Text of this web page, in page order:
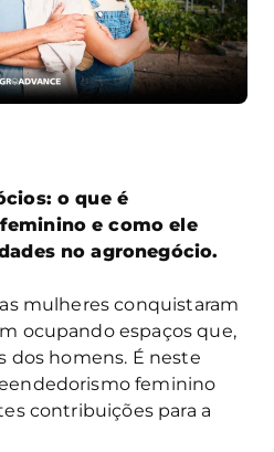
o que é
e como ele
no agronegócio.
mulheres conquistaram
ocupando espaços que,
dos homens. É neste
feminino
contribuições para a